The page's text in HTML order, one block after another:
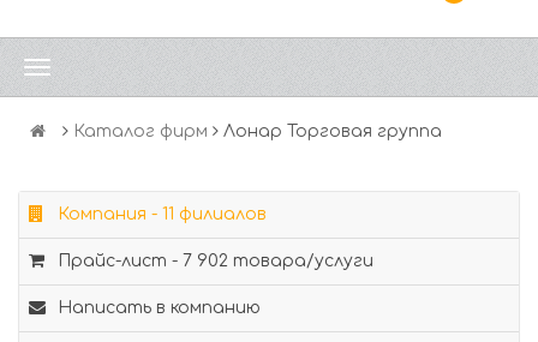
Каталог фирм Лонар Торговая группа
Компания - 11 филиалов
Прайс-лист - 7 902 товара/услуги
Написать в компанию